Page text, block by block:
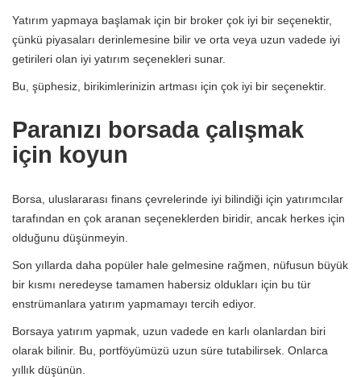
Yatırım yapmaya başlamak için bir broker çok iyi bir seçenektir,
çünkü piyasaları derinlemesine bilir ve orta veya uzun vadede iyi
getirileri olan iyi yatırım seçenekleri sunar.
Bu, şüphesiz, birikimlerinizin artması için çok iyi bir seçenektir.
Paranızı borsada çalışmak
için koyun
Borsa, uluslararası finans çevrelerinde iyi bilindiği için yatırımcılar
tarafından en çok aranan seçeneklerden biridir, ancak herkes için
olduğunu düşünmeyin.
Son yıllarda daha popüler hale gelmesine rağmen, nüfusun büyük
bir kısmı neredeyse tamamen habersiz oldukları için bu tür
enstrümanlara yatırım yapmamayı tercih ediyor.
Borsaya yatırım yapmak, uzun vadede en karlı olanlardan biri
olarak bilinir. Bu, portföyümüzü uzun süre tutabilirsek. Onlarca
yıllık düşünün.